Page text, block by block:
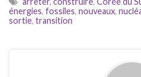
énergies, fossiles, nouveaux,
sortie, transition